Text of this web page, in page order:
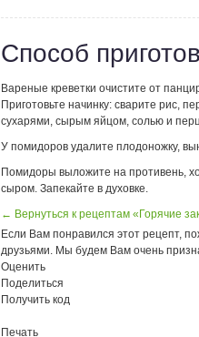
Способ
Вареные креветки очистите от
Приготовьте начинку: сварите рис,
сухарями, сырым яйцом, солью и
У помидоров удалите плодоножку,
Помидоры выложите на противень,
сыром. Запекайте в духовке.
← Вернуться к рецептам «Горячие
Если Вам понравился этот рецепт,
друзьями. Мы будем Вам очень
Оценить
Поделиться
Получить код
Печать